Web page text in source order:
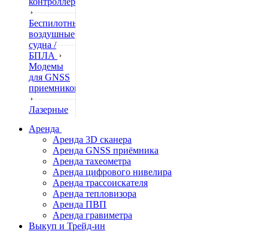
Беспилотные
воздушные
судна /
БПЛА
Модемы
для GNSS
приемников
Лазерные
Нивелиры
Теодолиты
Трассоискатели
Неразрушающий
контроль
Аксессуары
Аренда
Аренда 3D сканера
Аренда GNSS приёмника
Аренда тахеометра
Аренда цифрового нивелира
Аренда трассоискателя
Аренда тепловизора
Аренда ПВП
Аренда гравиметра
Выкуп и Трейд-ин